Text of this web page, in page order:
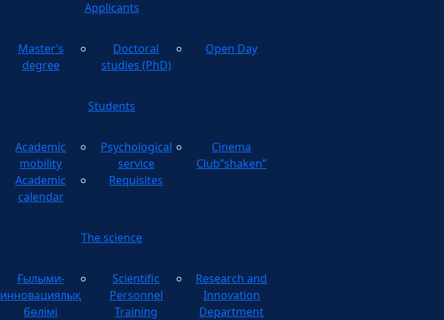
Applicants
Master’s
degree
Doctoral
studies (PhD)
Open Day
Students
Academic
mobility
Academic
calendar
Psychological
service
Requisites
Cinema
Club”shaken”
The science
Ғылыми-
инновациялық
бөлімі
Scientific
Personnel
Training
Research and
Innovation
Department